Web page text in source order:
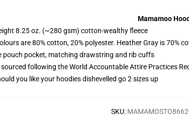
Mamamoo
8.25 oz. (~280 gsm) cotton-wealthy fleece
are 80% cotton, 20% polyester. Heather Gray is 70%
pouch pocket, matching drawstring and rib cuffs
following the World Accountable Attire Practices
you like your hoodies dishevelled go 2 sizes up
SKU: